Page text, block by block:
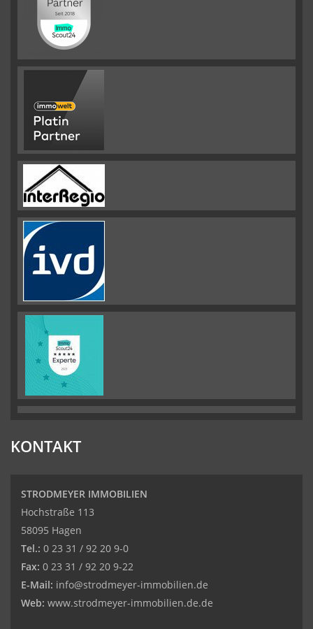
KONTAKT
STRODMEYER IMMOBILIEN
Hochstraße 113
58095 Hagen
Tel.: 0 23 31 / 92 20 9-0
Fax: 0 23 31 / 92 20 9-22
E-Mail: info@strodmeyer-immobilien.de
Web: www.strodmeyer-immobilien.de.de